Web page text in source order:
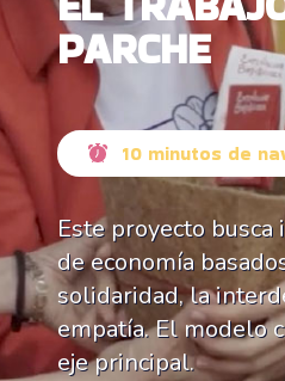
PARCHE
10 minutos de
Este proyecto
de economía
solidaridad, la
empatía. El modelo
eje principal.